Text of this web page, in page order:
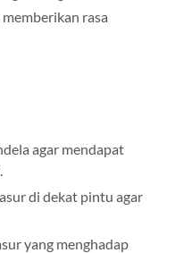
rasa
agar mendapat
di dekat pintu agar
yang menghadap